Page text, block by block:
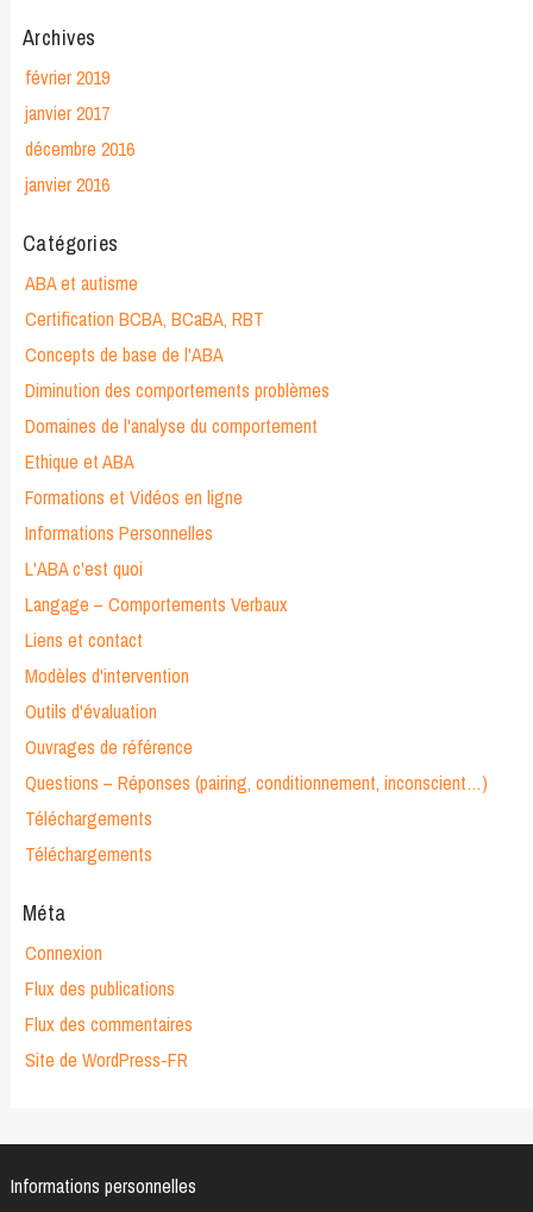
Archives
février 2019
janvier 2017
décembre 2016
janvier 2016
Catégories
ABA et autisme
Certification BCBA, BCaBA, RBT
Concepts de base de l'ABA
Diminution des comportements problèmes
Domaines de l'analyse du comportement
Ethique et ABA
Formations et Vidéos en ligne
Informations Personnelles
L'ABA c'est quoi
Langage – Comportements Verbaux
Liens et contact
Modèles d'intervention
Outils d'évaluation
Ouvrages de référence
Questions – Réponses (pairing, conditionnement, inconscient…)
Téléchargements
Téléchargements
Méta
Connexion
Flux des publications
Flux des commentaires
Site de WordPress-FR
Informations personnelles